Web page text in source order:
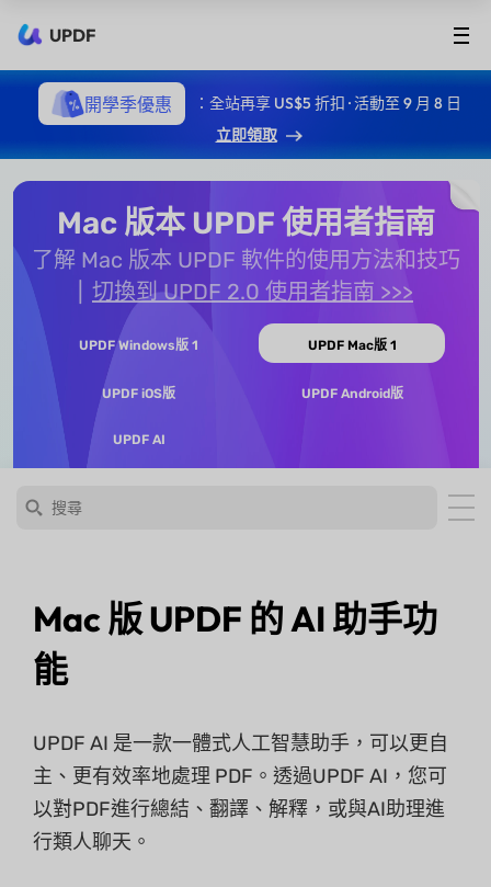
UPDF
開學季優惠
：全站再享 US$5 折扣 · 活動至 9 月 8 日
立即領取
Mac 版本 UPDF 使用者指南
了解 Mac 版本 UPDF 軟件的使用方法和技巧
切換到 UPDF 2.0 使用者指南 >>>
UPDF Windows版 1 UPDF Mac版 1
UPDF iOS版 UPDF Android版
UPDF AI
Mac 版 UPDF 的 AI 助手功
能
UPDF AI 是一款一體式人工智慧助手，可以更自
主、更有效率地處理 PDF。透過UPDF AI，您可
以對PDF進行總結、翻譯、解釋，或與AI助理進
行類人聊天。